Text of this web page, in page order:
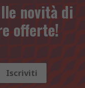
novità di
offerte!
Iscriviti